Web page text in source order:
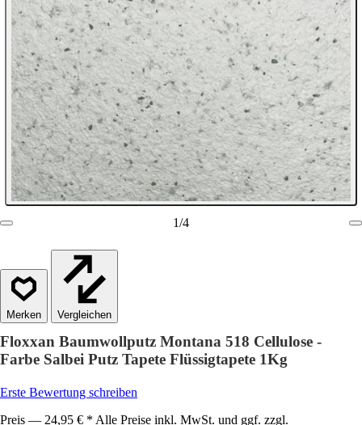
1/4
Vergleichen
Floxxan Baumwollputz Montana 518 Cellulose -
Farbe Salbei Putz Tapete Flüssigtapete 1Kg
Erste Bewertung schreiben
Preis — 24,95 € * Alle Preise inkl. MwSt. und ggf. zzgl.